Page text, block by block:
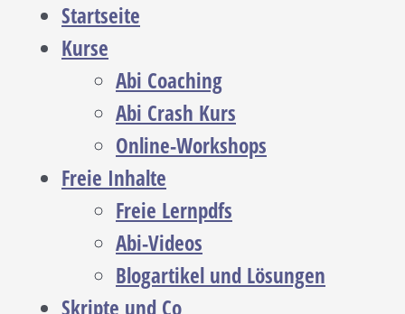
Startseite
Kurse
Abi Coaching
Abi Crash Kurs
Online-Workshops
Freie Inhalte
Freie Lernpdfs
Abi-Videos
Blogartikel und Lösungen
Skripte und Co